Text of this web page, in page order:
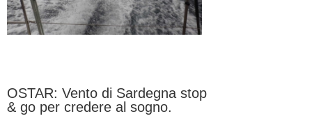
News
Press
Profilo
OSTAR: Vento di Sardegna stop
& go per credere al sogno.